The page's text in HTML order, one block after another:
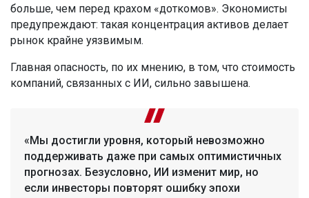
больше, чем перед крахом «доткомов». Экономисты
предупреждают: такая концентрация активов делает
рынок крайне уязвимым.
Главная опасность, по их мнению, в том, что стоимость
компаний, связанных с ИИ, сильно завышена.
«Мы достигли уровня, который невозможно
поддерживать даже при самых оптимистичных
прогнозах. Безусловно, ИИ изменит мир, но
если инвесторы повторят ошибку эпохи